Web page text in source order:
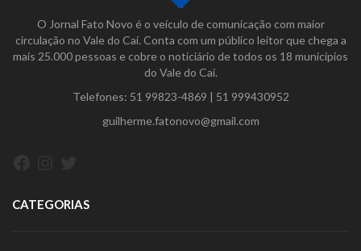
O Jornal Fato Novo é o veículo de comunicação com maior
circulação no Vale do Caí. Conta com um público leitor que chega a
mais 25.000 pessoas e cobre o noticiário de todos os 18 municípios
do Vale do Caí.
Telefones: 51 99823-4869 | 51 999430952
guilherme.fatonovo@gmail.com
CATEGORIAS